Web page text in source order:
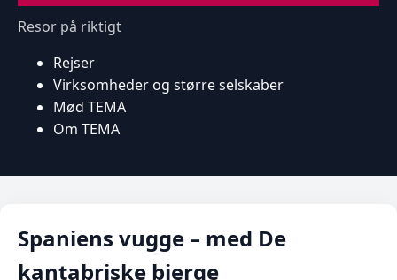
Resor på riktigt
Rejser
Virksomheder og større selskaber
Mød TEMA
Om TEMA
Spaniens vugge – med De
kantabriske bjerge